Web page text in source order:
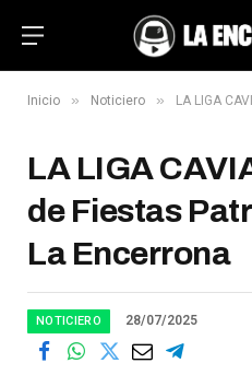
Inicio » Noticiero » LA LIGA
LA LIGA
de Fiestas
La Encerrona
NOTICIERO 28/07/2025